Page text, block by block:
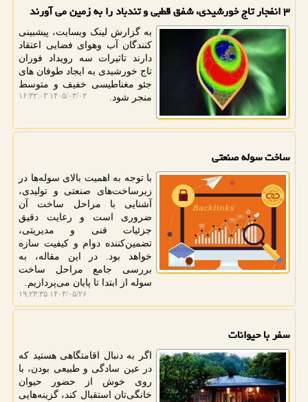
۳ انفجار تاج خورشیدی، شفق قطبی و تندباد را به زمین می آورند
به گزارش لینک وبسایت، پیشبینی
کنندگان آب وهوای فضایی اعتقاد
دارند تاثیرات سه رویداد فوران
تاج خورشیدی به ایجاد طوفان های
جئو مغناطیسی خفیف و متوسط
منجر شود.
۱۴۰۵/۰۳/۰۲ ۱۶:۳۲:۰۳
ساخت سوله صنعتی
با توجه به اهمیت بالای سوله‌ها در
زیرساخت‌های صنعتی و تولیدی،
آشنایی با مراحل ساخت آن
ضروری است و رعایت دقیق
جزئیات فنی و مدیریتی،
تضمین‌کننده دوام و کیفیت سازه
خواهد بود. در این مقاله، به
بررسی جامع مراحل ساخت
سوله از ابتدا تا پایان می‌پردازیم.
۱۴۰۴/۰۵/۲۶ ۱۹:۲۳:۳۵
سفر با حیوانات
اگر به دنبال اقامتگاهی هستید که
در عین سادگی و طبیعی بودن، با
روی خوش از حضور حیوان
خانگی‌تان استقبال کند، گزینه‌هایی